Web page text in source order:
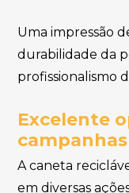
Uma impressão
durabilidade da
profissionalismo
Excelente
campanhas
A caneta
em diversas